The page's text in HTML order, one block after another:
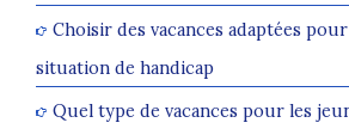
Choisir des vacances adaptées
situation de handicap
Quel type de vacances pour les